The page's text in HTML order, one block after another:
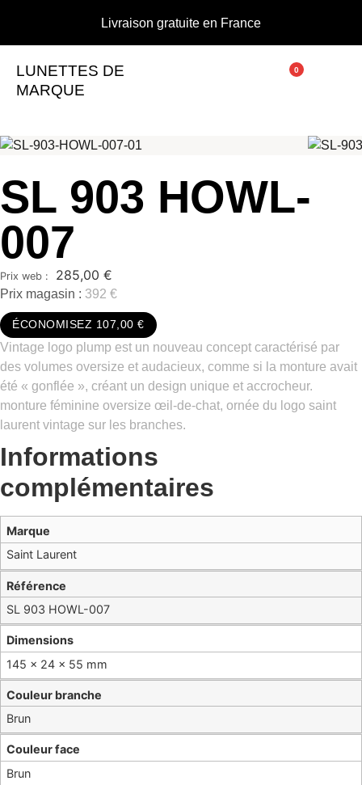
Livraison gratuite en France
LUNETTES DE
MARQUE
0
SL 903 HOWL-
007
285,00 €
Prix magasin : 392 €
ÉCONOMISEZ 107,00 €
Vintage logo plump est un nouveau concept caractérisé par
des volumes oversize et audacieux, comme si la monture avait
été « gonflée », créant un design unique et accrocheur.
monture féminine oversize œil-de-chat, ornée du logo saint
laurent vintage sur les branches.
Informations
complémentaires
Référence
SL 903 HOWL-007
Dimensions
145 × 24 × 55 mm
Couleur branche
Brun
Couleur face
Brun
Marque
Saint Laurent